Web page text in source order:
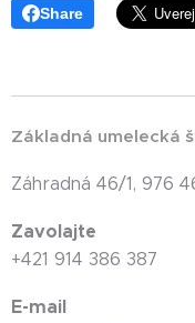
Share
Základná umelecká
Záhradná 46/1, 976
Zavolajte
+421 914 386 387
E-mail